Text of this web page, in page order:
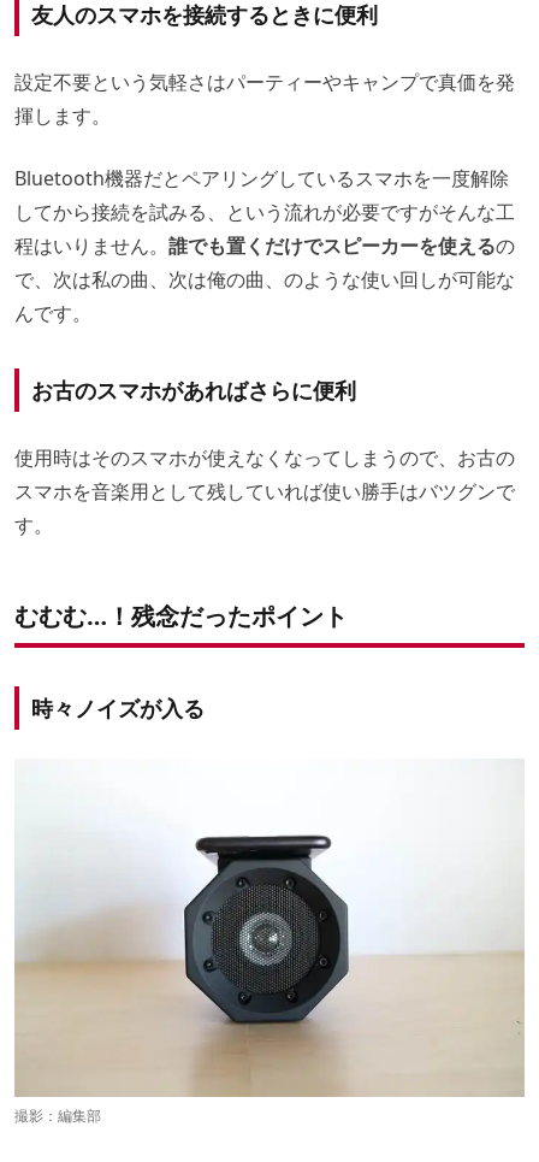
友人のスマホを接続するときに便利
設定不要という気軽さはパーティーやキャンプで真価を発
揮します。
Bluetooth機器だとペアリングしているスマホを一度解除
してから接続を試みる、という流れが必要ですがそんな工
程はいりません。 誰でも置くだけでスピーカーを使えるの
で、次は私の曲、次は俺の曲、のような使い回しが可能な
んです。
お古のスマホがあればさらに便利
使用時はそのスマホが使えなくなってしまうので、お古の
スマホを音楽用として残していれば使い勝手はバツグンで
す。
むむむ…！残念だったポイント
時々ノイズが入る
撮影：編集部